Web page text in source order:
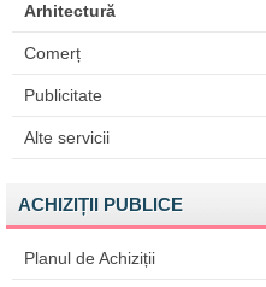
Arhitectură
Comerț
Publicitate
Alte servicii
ACHIZIȚII PUBLICE
Planul de Achiziții